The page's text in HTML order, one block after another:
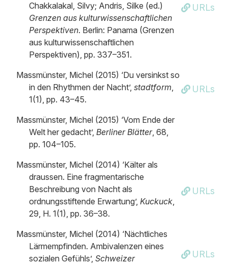
Chakkalakal, Silvy; Andris, Silke (ed.)
Grenzen aus kultur­wissenschaftlichen
Perspektiven. Berlin: Panama (Grenzen
aus kultur­wissenschaftlichen
Perspektiven), pp. 337–351.
URLs
Massmünster, Michel (2015) ‘Du versinkst so
in den Rhythmen der Nacht’, stadtform,
1(1), pp. 43–45.
URLs
Massmünster, Michel (2015) ‘Vom Ende der
Welt her gedacht’, Berliner Blätter, 68,
pp. 104–105.
Massmünster, Michel (2014) ‘Kälter als
draussen. Eine fragmentarische
Beschreibung von Nacht als
ordnungsstiftende Erwartung’, Kuckuck,
29, H. 1(1), pp. 36–38.
URLs
Massmünster, Michel (2014) ‘Nächtliches
Lärmempfinden. Ambivalenzen eines
sozialen Gefühls’, Schweizer
URLs